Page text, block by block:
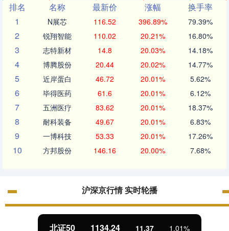
排名
名称 最新价 涨幅
换手率
1
N展芯 116.52 396.89% 79.39%
2 锐翔智能 110.02 20.21% 16.80%
3 志特新材 14.8 20.03% 14.18%
4 博腾股份 20.44 20.02% 14.77%
5 近岸蛋白 46.72 20.01% 5.62%
6 毕得医药 61.6 20.01% 6.12%
7 五洲医疗 83.62 20.01% 18.37%
8 耐科装备 49.67 20.01% 6.83%
9 一博科技 53.33 20.01% 17.26%
10 方邦股份 146.16 20.00% 7.68%
沪深京行情 实时轮播
创业板指 3563.12 47.56 1.35%